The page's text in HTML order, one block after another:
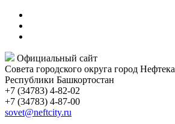
Официальный сайт
Совета городского округа город
Республики Башкортостан
+7 (34783) 4-82-02
+7 (34783) 4-87-00
sovet@neftcity.ru